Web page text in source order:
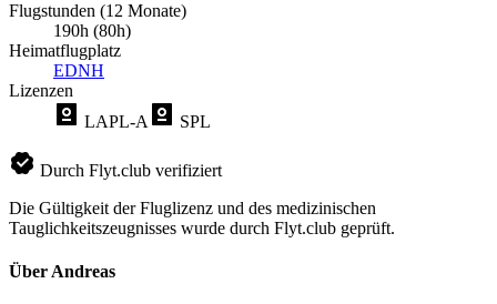
Flugstunden (12 Monate)
190h (80h)
Heimatflugplatz
EDNH
Lizenzen
LAPL-A
SPL
Durch Flyt.club verifiziert
Die Gültigkeit der Fluglizenz und des medizinischen
Tauglichkeitszeugnisses wurde durch Flyt.club geprüft.
Über Andreas